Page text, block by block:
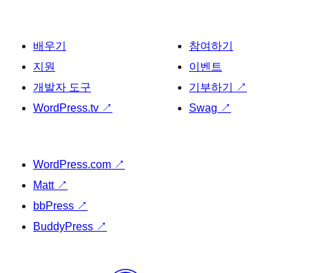
배우기
지원
개발자 도구
WordPress.tv ↗
참여하기
이벤트
기부하기
↗
Swag ↗
WordPress.com ↗
Matt ↗
bbPress ↗
BuddyPress ↗